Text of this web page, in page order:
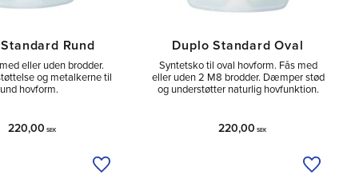
Rund
eller uden brodder.
og metalkerne til
hovform.
220,00 SEK
Tilføj til ønskeliste
Duplo Standard Oval
Syntetsko til oval hovform. Fås med
eller uden 2 M8 brodder. Dæmper stød
og understøtter naturlig hovfunktion.
220,00 SEK
Tilføj til